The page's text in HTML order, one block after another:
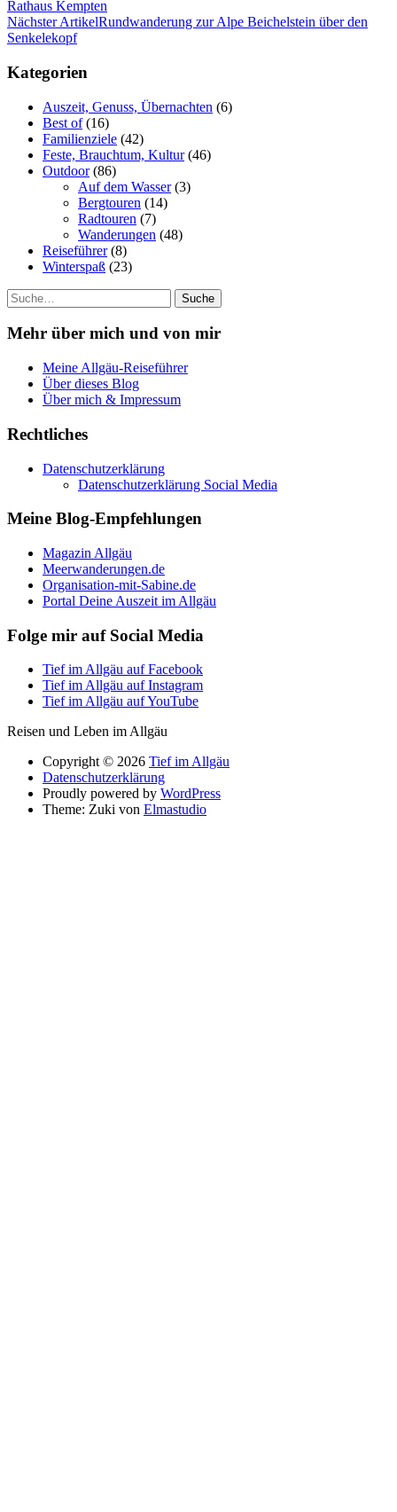
Rathaus Kempten
Nächster ArtikelRundwanderung zur Alpe Beichelstein über den
Senkelekopf
Kategorien
Auszeit, Genuss, Übernachten (6)
Best of(16)
Familienziele (42)
Feste, Brauchtum, Kultur(46)
Outdoor(86)
Auf dem Wasser(3)
Bergtouren (14)
Radtouren (7)
Wanderungen (48)
Reiseführer(8)
Winterspaß (23)
Suche
Mehr über mich und von mir
Meine Allgäu-Reiseführer
Über dieses Blog
Über mich & Impressum
Rechtliches
Datenschutzerklärung
Datenschutzerklärung Social Media
Meine Blog-Empfehlungen
Magazin Allgäu
Meerwanderungen.de
Organisation-mit-Sabine.de
Portal Deine Auszeit im Allgäu
Folge mir auf Social Media
Tief im Allgäu auf Facebook
Tief im Allgäu auf Instagram
Tief im Allgäu auf YouTube
Reisen und Leben im Allgäu
Copyright © 2026 Tief im Allgäu
Datenschutzerklärung
Proudly powered by WordPress
Theme: Zuki von Elmastudio